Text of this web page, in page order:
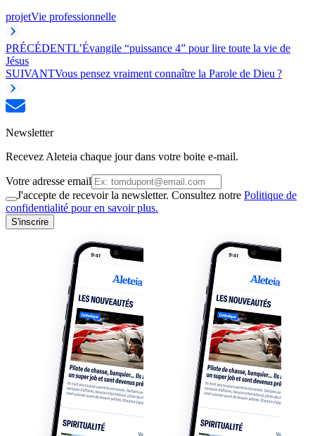
projetVie professionnelle
PRÉCÉDENTL’Évangile “puissance 4” pour lire toute la vie de
Jésus
SUIVANTVous pensez vraiment connaître la Parole de Dieu ?
Newsletter
Recevez Aleteia chaque jour dans votre boite e-mail.
Votre adresse email
J'accepte de recevoir la newsletter. Consultez notre Politique de
confidentialité pour en savoir plus.
S'inscrire